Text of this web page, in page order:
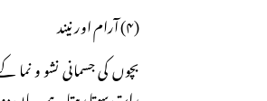
(۴) آرام اور نیند
بچوں کی جسمانی نشو و